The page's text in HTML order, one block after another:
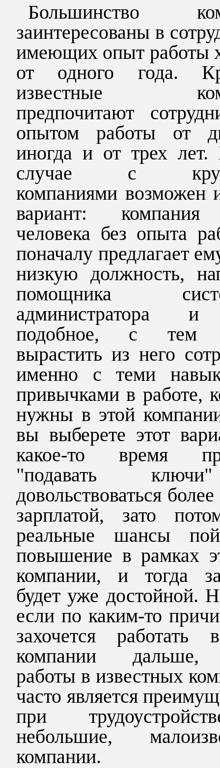
Большинство
заинтересованы в
имеющих опыт работы
от одного года.
известные
предпочитают
опытом работы от
иногда и от трех лет.
случае с
компаниями возможен
вариант:
человека без опыта
поначалу предлагает
низкую должность,
помощника
администратора
подобное, с тем
вырастить из него
именно с теми
привычками в работе,
нужны в этой
вы выберете этот
какое-то время
"подавать
довольствоваться
зарплатой, зато
реальные шансы
повышение в рамках
компании, и тогда
будет уже достойной.
если по каким-то
захочется работать
компании
работы в известных
часто является
при
небольшие,
компании.